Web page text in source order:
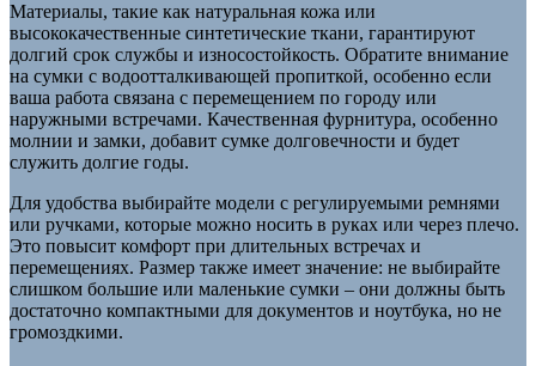
Материалы, такие как натуральная кожа или
высококачественные синтетические ткани, гарантируют
долгий срок службы и износостойкость. Обратите внимание
на сумки с водоотталкивающей пропиткой, особенно если
ваша работа связана с перемещением по городу или
наружными встречами. Качественная фурнитура, особенно
молнии и замки, добавит сумке долговечности и будет
служить долгие годы.
Для удобства выбирайте модели с регулируемыми ремнями
или ручками, которые можно носить в руках или через плечо.
Это повысит комфорт при длительных встречах и
перемещениях. Размер также имеет значение: не выбирайте
слишком большие или маленькие сумки – они должны быть
достаточно компактными для документов и ноутбука, но не
громоздкими.